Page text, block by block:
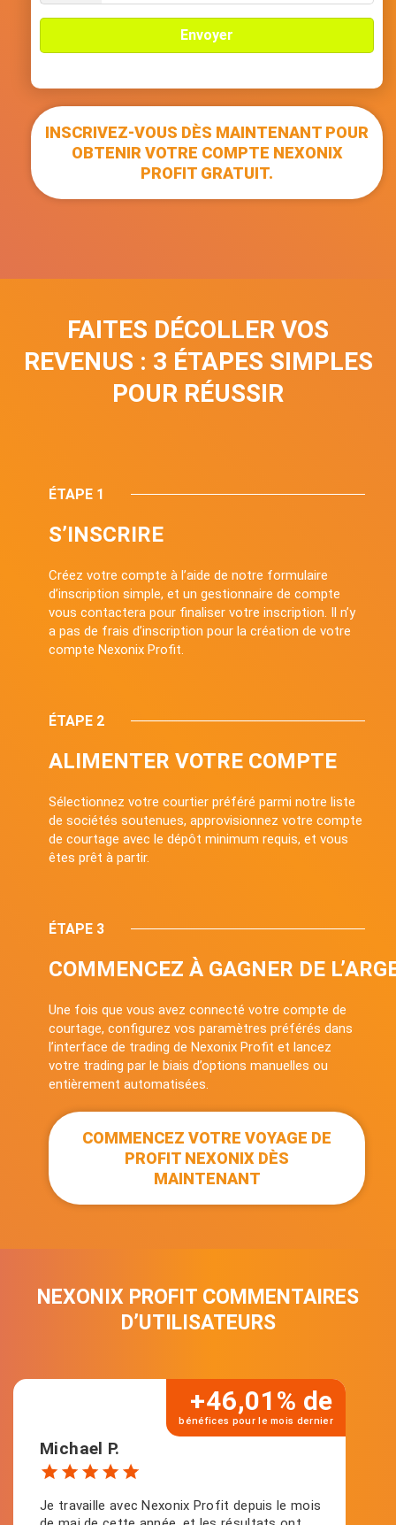
n
a
+
INSCRIVEZ-VOUS DÈS MAINTENANT POUR
OBTENIR VOTRE COMPTE NEXONIX
PROFIT GRATUIT.
FAITES DÉCOLLER VOS
REVENUS : 3 ÉTAPES SIMPLES
POUR RÉUSSIR
ÉTAPE 1
S’INSCRIRE
Créez votre compte à l’aide de notre formulaire
d’inscription simple, et un gestionnaire de compte
vous contactera pour finaliser votre inscription. Il n’y
a pas de frais d’inscription pour la création de votre
compte Nexonix Profit.
ÉTAPE 2
ALIMENTER VOTRE COMPTE
Sélectionnez votre courtier préféré parmi notre liste
de sociétés soutenues, approvisionnez votre compte
de courtage avec le dépôt minimum requis, et vous
êtes prêt à partir.
ÉTAPE 3
COMMENCEZ À GAGNER DE
Une fois que vous avez connecté votre compte de
courtage, configurez vos paramètres préférés dans
l’interface de trading de Nexonix Profit et lancez
votre trading par le biais d’options manuelles ou
entièrement automatisées.
COMMENCEZ VOTRE VOYAGE DE
PROFIT NEXONIX DÈS
MAINTENANT
NEXONIX PROFIT COMMENTAIRES
D’UTILISATEURS
+46,01% de
bénéfices pour le mois dernier
Michael P.
Je travaille avec Nexonix Profit depuis le mois